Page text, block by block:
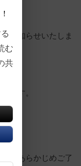
お知らせいたしま
ます。
。
、あらかじめご了
む
共